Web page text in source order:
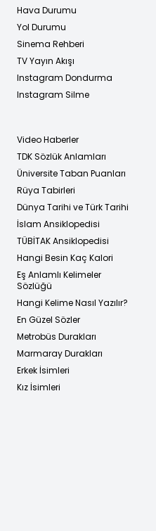
Hava Durumu
Yol Durumu
Sinema Rehberi
TV Yayın Akışı
Instagram Dondurma
Instagram Silme
Video Haberler
TDK Sözlük Anlamları
Üniversite Taban Puanları
Rüya Tabirleri
Dünya Tarihi ve Türk Tarihi
İslam Ansiklopedisi
TÜBİTAK Ansiklopedisi
Hangi Besin Kaç Kalori
Eş Anlamlı Kelimeler
Sözlüğü
Hangi Kelime Nasıl Yazılır?
En Güzel Sözler
Metrobüs Durakları
Marmaray Durakları
Erkek İsimleri
Kız İsimleri